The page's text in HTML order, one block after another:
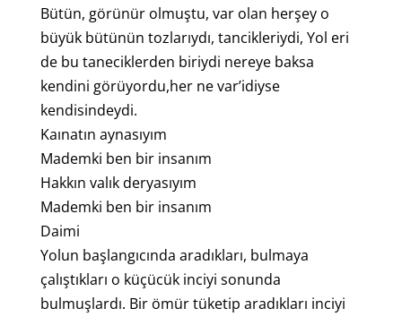
Bütün, görünür olmuştu, var olan herşey o
büyük bütünün tozlarıydı, tancikleriydi, Yol eri
de bu taneciklerden biriydi nereye baksa
kendini görüyordu,her ne var’idiyse
kendisindeydi.
Kaınatın aynasıyım
Mademki ben bir insanım
Hakkın valık deryasıyım
Mademki ben bir insanım
Daimi
Yolun başlangıcında aradıkları, bulmaya
çalıştıkları o küçücük inciyi sonunda
bulmuşlardı. Bir ömür tüketip aradıkları inciyi